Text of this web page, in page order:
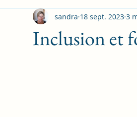
Inclusion et
sandra 18 sept. 2023 3